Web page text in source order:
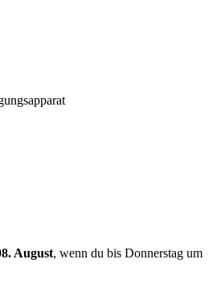
August, wenn du bis Donnerstag um